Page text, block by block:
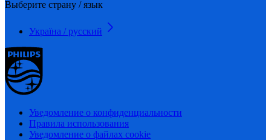
Выберите страну / язык
Україна / русский
Уведомление о конфиденциальности
Правила использования
Уведомление о файлах cookie